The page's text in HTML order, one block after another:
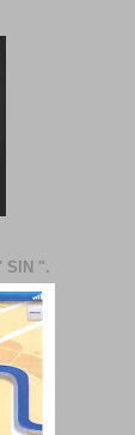
SIN ".